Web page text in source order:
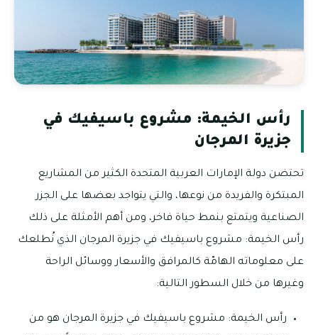
رأس الخيمة: مشروع باسيفيك في
جزيرة المرجان
تحتضن دولة الإمارات العربية المتحدة الكثير من المشاريع
المبتكرة والفريدة من نوعها، والتي يتواجد بعضها على الجزر
الصناعية ويتمتع بنمط حياة فاخر، ومن أهم الأمثلة على ذلك
رأس الخيمة: مشروع باسيفيك في جزيرة المرجان الذي نُطلعك
على معلوماته الهامّة كالمرافق والأسعار ووسائل الراحة
وغيرها من خلال السطور التالية:
رأس الخيمة: مشروع باسيفيك في جزيرة المرجان هو من